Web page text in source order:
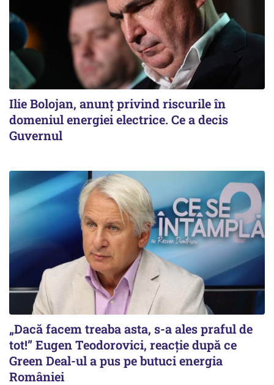
Ilie Bolojan, anunț privind riscurile în
domeniul energiei electrice. Ce a decis
Guvernul
„Dacă facem treaba asta, s-a ales praful de
tot!” Eugen Teodorovici, reacție după ce
Green Deal-ul a pus pe butuci energia
României